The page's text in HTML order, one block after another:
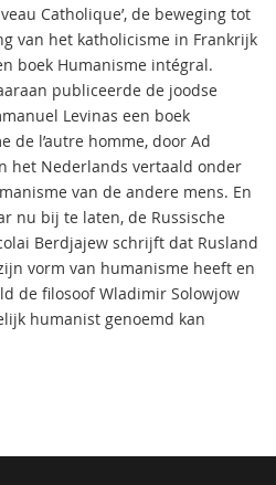
Catholique’, de beweging tot
van het katholicisme in Frankrijk
boek Humanisme intégral.
publiceerde de joodse
Levinas een boek
de l’autre homme, door Ad
het Nederlands vertaald onder
van de andere mens. En
nu bij te laten, de Russische
Berdjajew schrijft dat Rusland
vorm van humanisme heeft en
de filosoof Wladimir Solowjow
humanist genoemd kan